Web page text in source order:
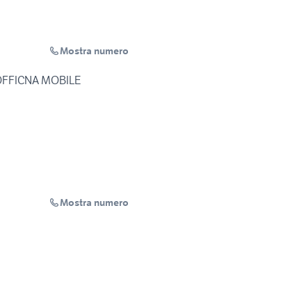
Mostra numero
MOBILE
Mostra numero